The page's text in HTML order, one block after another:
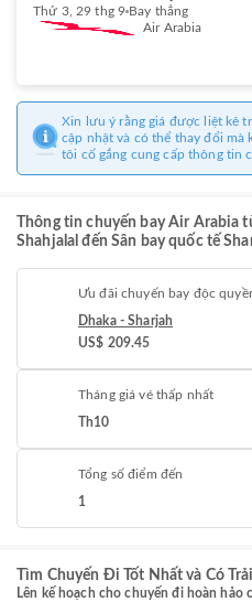
Thứ 3, 29 thg 9 Bay thẳng
Air Arabia
Xin lưu ý rằng giá được liệt kê
cập nhật và có thể thay đổi mà
tôi cố gắng cung cấp thông tin
Thông tin chuyến bay Air Arabia
Shahjalal đến Sân bay quốc tế
Ưu đãi chuyến bay độc
Dhaka - Sharjah
US$ 209.45
Tháng giá vé thấp nhất
Th10
Tổng số điểm đến
1
Tìm Chuyến Đi Tốt Nhất và Có
Lên kế hoạch cho chuyến đi hoàn hảo